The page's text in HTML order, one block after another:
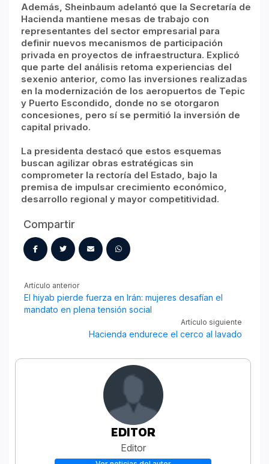
Además, Sheinbaum adelantó que la Secretaría de
Hacienda mantiene mesas de trabajo con
representantes del sector empresarial para
definir nuevos mecanismos de participación
privada en proyectos de infraestructura. Explicó
que parte del análisis retoma experiencias del
sexenio anterior, como las inversiones realizadas
en la modernización de los aeropuertos de Tepic
y Puerto Escondido, donde no se otorgaron
concesiones, pero sí se permitió la inversión de
capital privado.
La presidenta destacó que estos esquemas
buscan agilizar obras estratégicas sin
comprometer la rectoría del Estado, bajo la
premisa de impulsar crecimiento económico,
desarrollo regional y mayor competitividad.
Compartir
Artículo anterior
El hiyab pierde fuerza en Irán: mujeres desafían el
mandato en plena tensión social
Artículo siguiente
Hacienda endurece el cerco al lavado
EDITOR
Editor